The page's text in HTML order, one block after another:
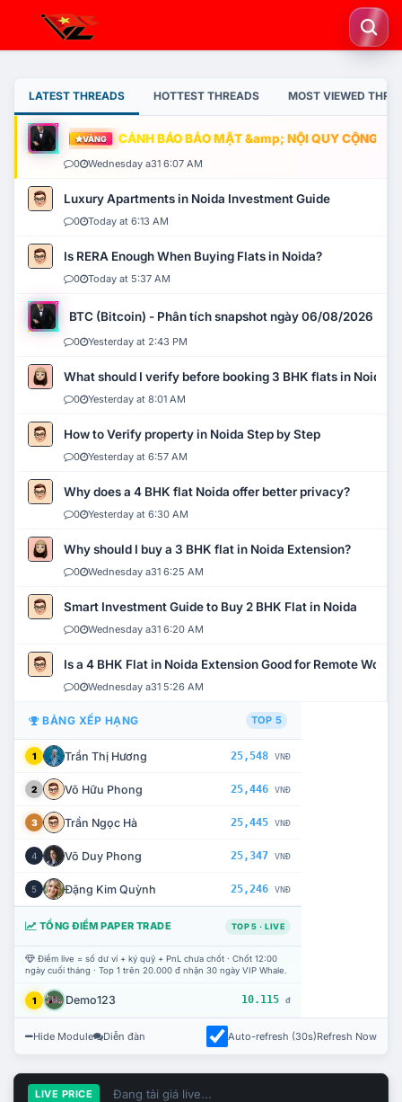
LATEST THREADS HOTTEST THREADS MOST VIEWED
VÀNG CẢNH BÁO BẢO MẬT &amp; NỘI QUY CỘNG
0 Wednesday a31 6:07 AM
Luxury Apartments in Noida Investment Guide
0 Today at 6:13 AM
Is RERA Enough When Buying Flats in Noida?
0 Today at 5:37 AM
BTC (Bitcoin) - Phân tích snapshot ngày 06/08/2026
0 Yesterday at 2:43 PM
What should I verify before booking 3 BHK flats in Noida?
0 Yesterday at 8:01 AM
How to Verify property in Noida Step by Step
0 Yesterday at 6:57 AM
Why does a 4 BHK flat Noida offer better privacy?
0 Yesterday at 6:30 AM
Why should I buy a 3 BHK flat in Noida Extension?
0 Wednesday a31 6:25 AM
Smart Investment Guide to Buy 2 BHK Flat in Noida
0 Wednesday a31 6:20 AM
Is a 4 BHK Flat in Noida Extension Good for Remote Work?
0 Wednesday a31 5:26 AM
BẢNG XẾP HẠNG TOP 5
1 Trần Thị Hương 25,548 VNĐ
2 Võ Hữu Phong 25,446 VNĐ
3 Trần Ngọc Hà 25,445 VNĐ
4 Võ Duy Phong 25,347 VNĐ
5 Đặng Kim Quỳnh 25,246 VNĐ
TỔNG ĐIỂM PAPER TRADE TOP 5 · LIVE
Điểm live = số dư ví + ký quỹ + PnL chưa chốt · Chốt 12:00
ngày cuối tháng · Top 1 trên 20.000 đ nhận 30 ngày VIP Whale.
1 Demo123 10.115 đ
Hide Module Diễn đàn Auto-refresh (30s)Refresh Now
LIVE PRICE Đang tải giá live...